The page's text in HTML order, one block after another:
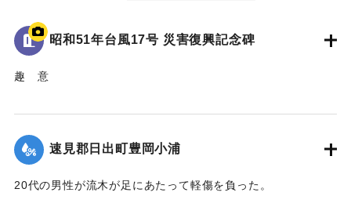
昭和51年台風17号 災害復興記念碑
趣 意
昭和五十一年 九月十日夕山香町は有史以来の豪雨(台風十七
号)に襲われた
降水量 三一五 ミリ
最大時間雨量 七八 ミリ
速見郡日出町豊岡小浦
20代の男性が流木が足にあたって軽傷を負った。